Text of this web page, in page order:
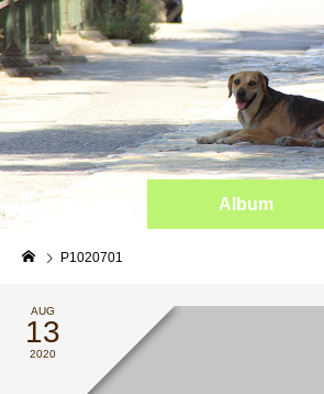
Album
P1020701
AUG
13
2020